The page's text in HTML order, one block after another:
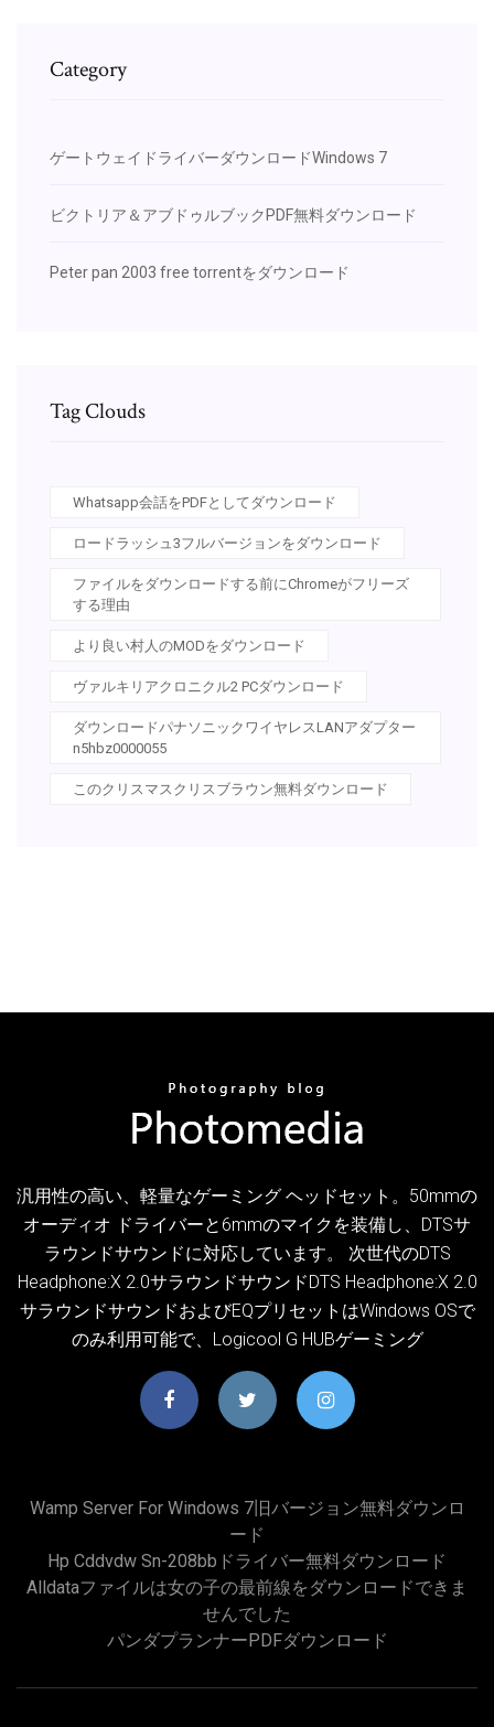
Category
ゲートウェイドライバーダウンロードWindows 7
ビクトリア＆アブドゥルブックPDF無料ダウンロード
Peter pan 2003 free torrentをダウンロード
Tag Clouds
Whatsapp会話をPDFとしてダウンロード
ロードラッシュ3フルバージョンをダウンロード
ファイルをダウンロードする前にChromeがフリーズ
する理由
より良い村人のMODをダウンロード
ヴァルキリアクロニクル2 PCダウンロード
ダウンロードパナソニックワイヤレスLANアダプター
n5hbz0000055
このクリスマスクリスブラウン無料ダウンロード
汎用性の高い、軽量なゲーミング ヘッドセット。50mmの
オーディオ ドライバーと6mmのマイクを装備し、DTSサ
ラウンドサウンドに対応しています。 次世代のDTS
Headphone:X 2.0サラウンドサウンドDTS Headphone:X 2.0
サラウンドサウンドおよびEQプリセットはWindows OSで
のみ利用可能で、Logicool G HUBゲーミング
Wamp Server For Windows 7旧バージョン無料ダウンロ
ード
Hp Cddvdw Sn-208bbドライバー無料ダウンロード
Alldataファイルは女の子の最前線をダウンロードできま
せんでした
パンダプランナーPDFダウンロード